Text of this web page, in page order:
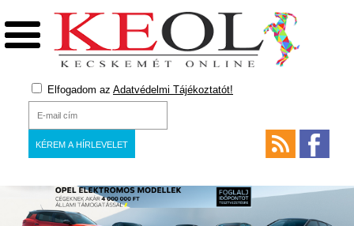
Elfogadom az Adatvédelmi Tájékoztatót!